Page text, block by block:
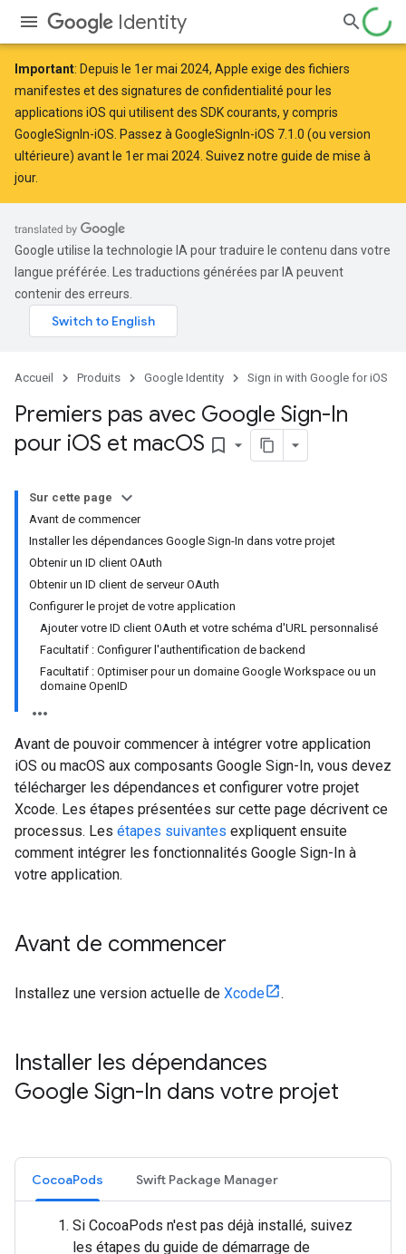
Identity
Important: Depuis le 1er mai 2024, Apple exige des fichiers
manifestes et des signatures de confidentialité pour les
applications iOS qui utilisent des SDK courants, y compris
GoogleSignIn-iOS. Passez à GoogleSignIn-iOS 7.1.0 (ou version
ultérieure) avant le 1er mai 2024. Suivez notre guide de mise à
jour.
Google utilise la technologie IA pour traduire le contenu dans votre
langue préférée. Les traductions générées par IA peuvent
contenir des erreurs.
Accueil Produits Google Identity Sign in with Google for iOS
Premiers pas avec Google Sign-In
pour iOS et macOS bookmark_border
Sur cette page
Avant de commencer
Installer les dépendances Google Sign-In dans votre projet
Obtenir un ID client OAuth
Obtenir un ID client de serveur OAuth
Configurer le projet de votre application
Ajouter votre ID client OAuth et votre schéma d'URL personnalisé
Facultatif : Configurer l'authentification de backend
Facultatif : Optimiser pour un domaine Google Workspace ou un
domaine OpenID
Avant de pouvoir commencer à intégrer votre application
iOS ou macOS aux composants Google Sign-In, vous devez
télécharger les dépendances et configurer votre projet
Xcode. Les étapes présentées sur cette page décrivent ce
processus. Les étapes suivantes expliquent ensuite
comment intégrer les fonctionnalités Google Sign-In à
votre application.
Avant de commencer
Installez une version actuelle de Xcode .
Installer les dépendances
Google Sign-In dans votre projet
CocoaPods Swift Package Manager
Si CocoaPods n'est pas déjà installé, suivez
les étapes du guide de démarrage de